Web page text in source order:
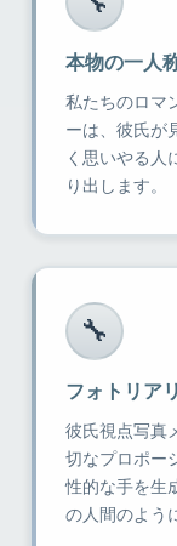
本物の一人
私たちのロマ
ーは、彼氏が
く思いやる人
り出します。
🔧
フォトリア
彼氏視点写真
切なプロポー
性的な手を生
の人間のよう